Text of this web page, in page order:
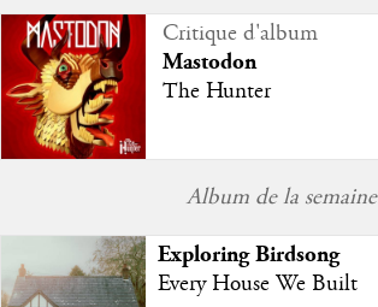
Critique d'album
Mastodon
The Hunter
Album de la semaine
Exploring Birdsong
Every House We Built